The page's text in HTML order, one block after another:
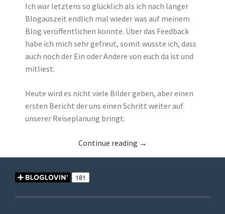
Ich war letztens so glücklich als ich nach langer
Blogauszeit endlich mal wieder was auf meinem
Blog veröffentlichen konnte. Über das Feedback
habe ich mich sehr gefreut, somit wusste ich, dass
auch noch der Ein oder Andere von euch da ist und
mitliest.
Heute wird es nicht viele Bilder geben, aber einen
ersten Bericht der uns einen Schritt weiter auf
unserer Reiseplanung bringt.
Continue reading →